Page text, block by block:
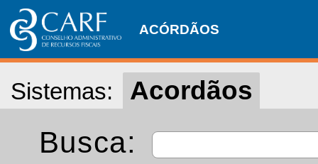
ACÓRDÃOS
Sistemas: Acordãos
Busca: